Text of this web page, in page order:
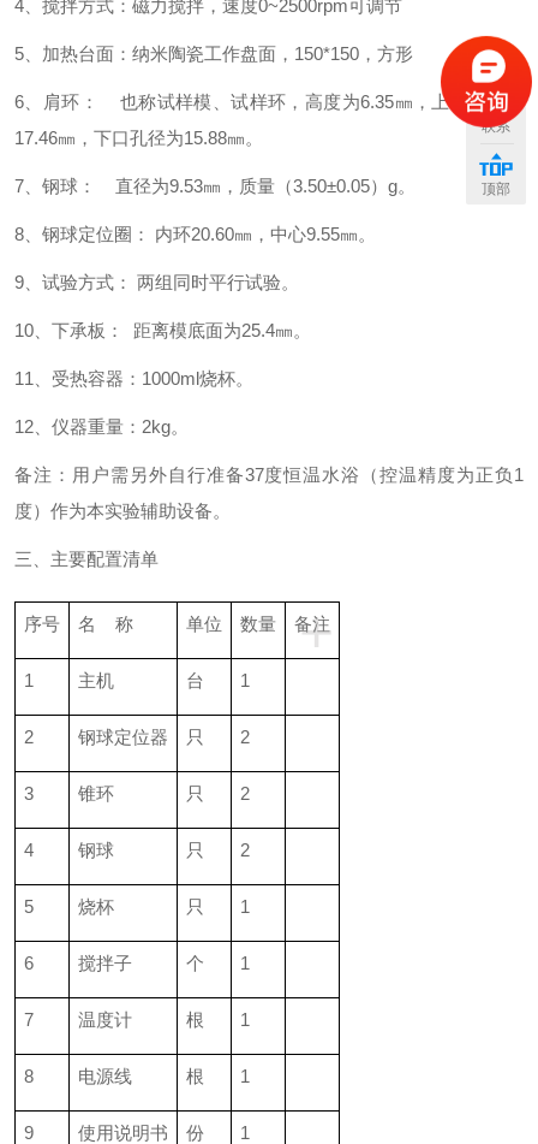
4、搅拌方式：磁力搅拌，速度0~2500rpm可调节
5、加热台面：纳米陶瓷工作盘面，150*150，方形
6、肩环： 也称试样模、试样环，高度为6.35㎜，
上口孔径为
17.46㎜，下口孔径为15.88㎜。
7、钢球： 直径为9.53㎜，质量（3.50±0.05）g。
8、钢球定位圈： 内环20.60㎜，中心9.55㎜。
9、试验方式： 两组同时平行试验。
10、下承板： 距离模底面为25.4㎜。
11、受热容器：1000ml烧杯。
12、仪器重量：2kg。
备注：用户需另外自行准备37度恒温水浴（控温精度为正负1
度）作为本实验辅助设备。
三、主要配置清单
+
序号 名 称 单位 数量 备注
1 主机 台 1
2 钢球定位器 只 2
3 锥环 只 2
4 钢球 只 2
5 烧杯 只 1
6 搅拌子 个 1
7 温度计 根 1
8 电源线 根 1
9 使用说明书 份 1
联系
顶部